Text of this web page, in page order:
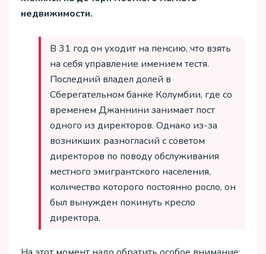
недвижимости.
В 31 год он уходит на пенсию, что взять
на себя управление имением тестя.
Последний владел долей в
Сберегательном банке Колумбии, где со
временем Джаннини занимает пост
одного из директоров. Однако из-за
возникших разногласий с советом
директоров по поводу обслуживания
местного эмигрантского населения,
количество которого постоянно росло, он
был вынужден покинуть кресло
директора.